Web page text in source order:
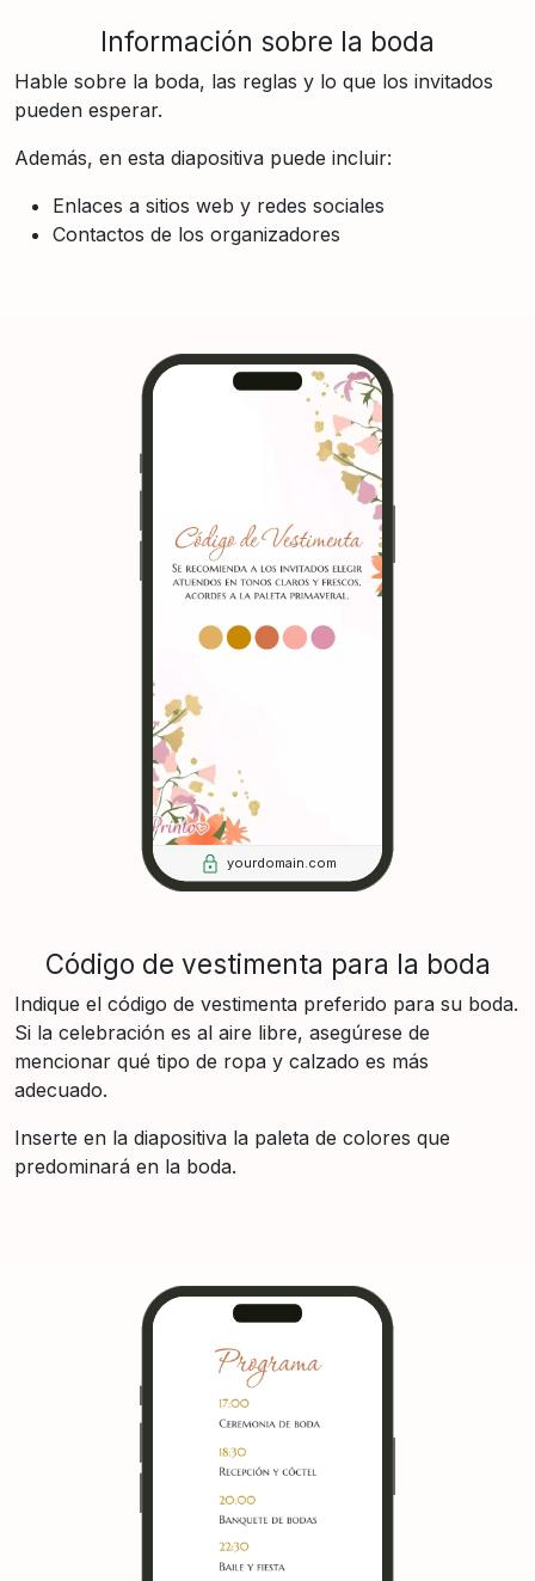
Información sobre la boda
Hable sobre la boda, las reglas y lo que los invitados
pueden esperar.
Además, en esta diapositiva puede incluir:
Enlaces a sitios web y redes sociales
Contactos de los organizadores
Código de vestimenta para la boda
Indique el código de vestimenta preferido para su boda.
Si la celebración es al aire libre, asegúrese de
mencionar qué tipo de ropa y calzado es más
adecuado.
Inserte en la diapositiva la paleta de colores que
predominará en la boda.
yourdomain.com